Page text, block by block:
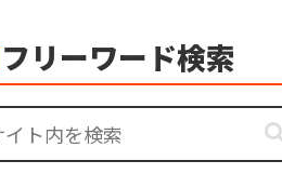
フリーワード検索